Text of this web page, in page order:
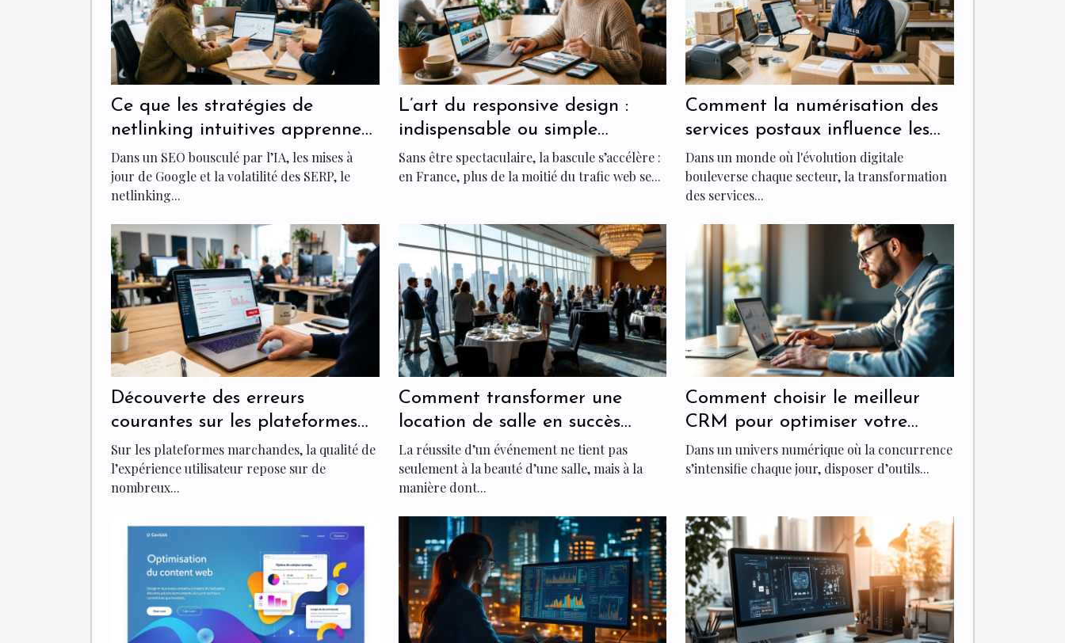
Ce que les stratégies de
netlinking intuitives apprennent
aux spécialistes du seo
Dans un SEO bousculé par l’IA, les mises à
jour de Google et la volatilité des SERP, le
netlinking...
L’art du responsive design :
indispensable ou simple
tendance pour votre site ?
Sans être spectaculaire, la bascule s’accélère :
en France, plus de la moitié du trafic web se...
Comment la numérisation des
services postaux influence les
PME ?
Dans un monde où l'évolution digitale
bouleverse chaque secteur, la transformation
des services...
Découverte des erreurs
courantes sur les plateformes
marchandes avec une analyse
en un clic
Sur les plateformes marchandes, la qualité de
l’expérience utilisateur repose sur de
nombreux...
Comment transformer une
location de salle en succès
événementiel ?
La réussite d’un événement ne tient pas
seulement à la beauté d’une salle, mais à la
manière dont...
Comment choisir le meilleur
CRM pour optimiser votre
marketing entrant ?
Dans un univers numérique où la concurrence
s’intensifie chaque jour, disposer d’outils...